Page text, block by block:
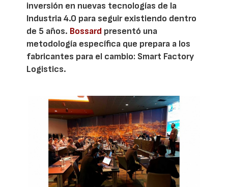
inversión en nuevas tecnologías de la
Industria 4.0 para seguir existiendo dentro
de 5 años. Bossard presentó una
metodología específica que prepara a los
fabricantes para el cambio: Smart Factory
Logistics.